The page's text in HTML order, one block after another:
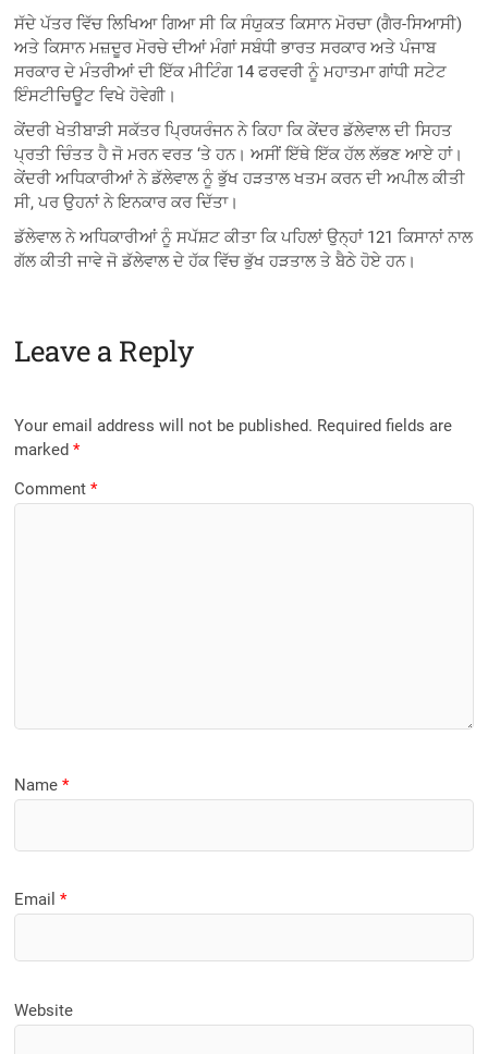
ਸੱਦੇ ਪੱਤਰ ਵਿੱਚ ਲਿਖਿਆ ਗਿਆ ਸੀ ਕਿ ਸੰਯੁਕਤ ਕਿਸਾਨ ਮੋਰਚਾ (ਗੈਰ-ਸਿਆਸੀ)
ਅਤੇ ਕਿਸਾਨ ਮਜ਼ਦੂਰ ਮੋਰਚੇ ਦੀਆਂ ਮੰਗਾਂ ਸਬੰਧੀ ਭਾਰਤ ਸਰਕਾਰ ਅਤੇ ਪੰਜਾਬ
ਸਰਕਾਰ ਦੇ ਮੰਤਰੀਆਂ ਦੀ ਇੱਕ ਮੀਟਿੰਗ 14 ਫਰਵਰੀ ਨੂੰ ਮਹਾਤਮਾ ਗਾਂਧੀ ਸਟੇਟ
ਇੰਸਟੀਚਿਊਟ ਵਿਖੇ ਹੋਵੇਗੀ।
ਕੇਂਦਰੀ ਖੇਤੀਬਾੜੀ ਸਕੱਤਰ ਪ੍ਰਿਯਰੰਜਨ ਨੇ ਕਿਹਾ ਕਿ ਕੇਂਦਰ ਡੱਲੇਵਾਲ ਦੀ ਸਿਹਤ
ਪ੍ਰਤੀ ਚਿੰਤਤ ਹੈ ਜੋ ਮਰਨ ਵਰਤ ‘ਤੇ ਹਨ। ਅਸੀਂ ਇੱਥੇ ਇੱਕ ਹੱਲ ਲੱਭਣ ਆਏ ਹਾਂ।
ਕੇਂਦਰੀ ਅਧਿਕਾਰੀਆਂ ਨੇ ਡੱਲੇਵਾਲ ਨੂੰ ਭੁੱਖ ਹੜਤਾਲ ਖਤਮ ਕਰਨ ਦੀ ਅਪੀਲ ਕੀਤੀ
ਸੀ, ਪਰ ਉਹਨਾਂ ਨੇ ਇਨਕਾਰ ਕਰ ਦਿੱਤਾ।
ਡੱਲੇਵਾਲ ਨੇ ਅਧਿਕਾਰੀਆਂ ਨੂੰ ਸਪੱਸ਼ਟ ਕੀਤਾ ਕਿ ਪਹਿਲਾਂ ਉਨ੍ਹਾਂ 121 ਕਿਸਾਨਾਂ ਨਾਲ
ਗੱਲ ਕੀਤੀ ਜਾਵੇ ਜੋ ਡੱਲੇਵਾਲ ਦੇ ਹੱਕ ਵਿੱਚ ਭੁੱਖ ਹੜਤਾਲ ਤੇ ਬੈਠੇ ਹੋਏ ਹਨ।
Leave a Reply
Your email address will not be published. Required fields are
marked*
Comment*
Name*
Email*
Website